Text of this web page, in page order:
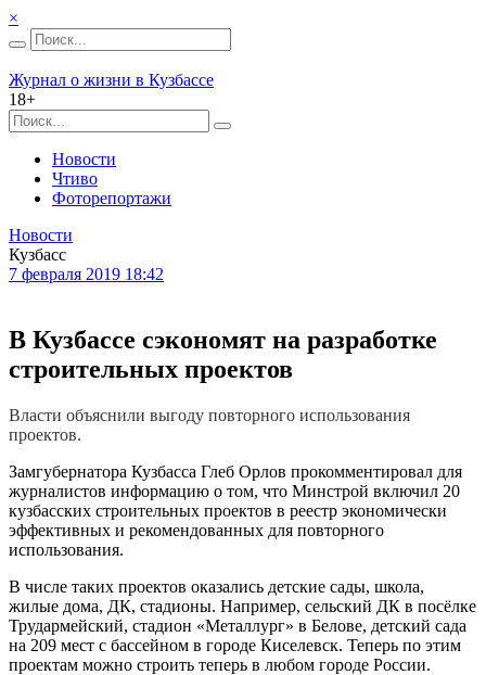
×
Журнал о жизни в Кузбассе
18+
Новости
Чтиво
Фоторепортажи
Новости
Кузбасс
7 февраля 2019 18:42
В Кузбассе сэкономят на разработке
строительных проектов
Власти объяснили выгоду повторного использования
проектов.
Замгубернатора Кузбасса Глеб Орлов прокомментировал для
журналистов информацию о том, что Минстрой включил 20
кузбасских строительных проектов в реестр экономически
эффективных и рекомендованных для повторного
использования.
В числе таких проектов оказались детские сады, школа,
жилые дома, ДК, стадионы. Например, сельский ДК в посёлке
Трудармейский, стадион «Металлург» в Белове, детский сада
на 209 мест с бассейном в городе Киселевск. Теперь по этим
проектам можно строить теперь в любом городе Росcии.